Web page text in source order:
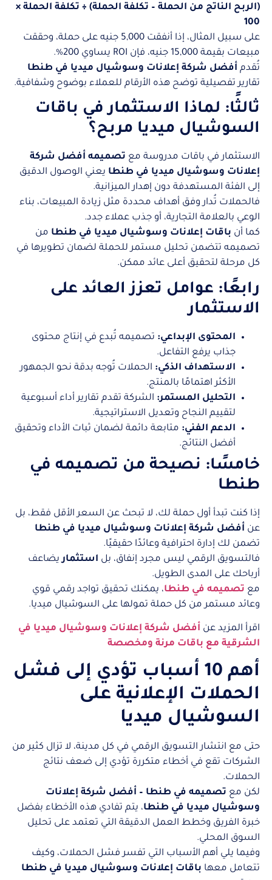
(الربح الناتج من الحملة – تكلفة الحملة) ÷ تكلفة الحملة ×
100
على سبيل المثال، إذا أنفقت 5,000 جنيه على حملة، وحققت
مبيعات بقيمة 15,000 جنيه، فإن ROI يساوي 200%.
تُقدم أفضل شركة إعلانات وسوشيال ميديا في طنطا
تقارير تفصيلية توضح هذه الأرقام للعملاء بوضوح وشفافية.
ثالثًا: لماذا الاستثمار في باقات
السوشيال ميديا مربح؟
الاستثمار في باقات مدروسة مع تصميمه أفضل شركة
إعلانات وسوشيال ميديا في طنطا يعني الوصول الدقيق
إلى الفئة المستهدفة دون إهدار الميزانية.
فالحملات تُدار وفق أهداف محددة مثل زيادة المبيعات، بناء
الوعي بالعلامة التجارية، أو جذب عملاء جدد.
كما أن باقات إعلانات وسوشيال ميديا في طنطا من
تصميمه تتضمن تحليل مستمر للحملة لضمان تطويرها في
كل مرحلة لتحقيق أعلى عائد ممكن.
رابعًا: عوامل تعزز العائد على
الاستثمار
المحتوى الإبداعي: تصميمه تُبدع في إنتاج محتوى
جذاب يرفع التفاعل.
الاستهداف الذكي: الحملات تُوجه بدقة نحو الجمهور
الأكثر اهتمامًا بالمنتج.
التحليل المستمر: الشركة تقدم تقارير أداء أسبوعية
لتقييم النجاح وتعديل الاستراتيجية.
الدعم الفني: متابعة دائمة لضمان ثبات الأداء وتحقيق
أفضل النتائج.
خامسًا: نصيحة من تصميمه في
طنطا
إذا كنت تبدأ أول حملة لك، لا تبحث عن السعر الأقل فقط، بل
عن أفضل شركة إعلانات وسوشيال ميديا في طنطا
تضمن لك إدارة احترافية وعائدًا حقيقيًا.
فالتسويق الرقمي ليس مجرد إنفاق، بل استثماريضاعف
أرباحك على المدى الطويل.
مع تصميمه في طنطا، يمكنك تحقيق تواجد رقمي قوي
وعائد مستمر من كل حملة تمولها على السوشيال ميديا.
اقرأ المزيد عن أفضل شركة إعلانات وسوشيال ميديا في
الشرقية مع باقات مرنة ومخصصة
أهم 10 أسباب تؤدي إلى فشل
الحملات الإعلانية على
السوشيال ميديا
حتى مع انتشار التسويق الرقمي في كل مدينة، لا تزال كثير من
الشركات تقع في أخطاء متكررة تؤدي إلى ضعف نتائج
الحملات.
لكن مع تصميمه في طنطا – أفضل شركة إعلانات
وسوشيال ميديا في طنطا، يتم تفادي هذه الأخطاء بفضل
خبرة الفريق وخطط العمل الدقيقة التي تعتمد على تحليل
السوق المحلي.
وفيما يلي أهم الأسباب التي تفسر فشل الحملات، وكيف
تتعامل معها باقات إعلانات وسوشيال ميديا في طنطا